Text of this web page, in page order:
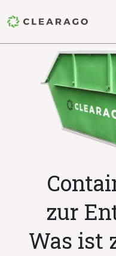
zur
Was ist